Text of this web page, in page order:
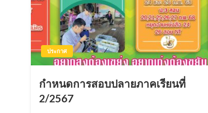
ประกาศ
กำหนดการสอบปลายภาคเรียนที่
2/2567